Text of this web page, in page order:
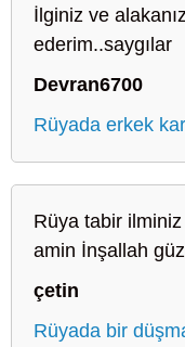
İlginiz ve
ederim..saygılar
Devran6700
Rüyada erkek
Rüya tabir
amin İnşallah
çetin
Rüyada bir